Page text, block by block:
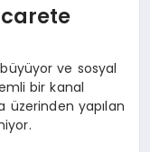
ve sosyal
bir kanal
üzerinden yapılan